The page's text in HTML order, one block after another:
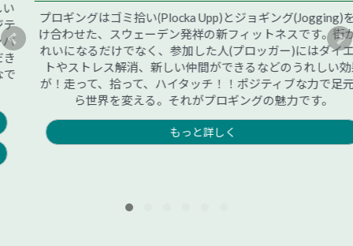
プロギングはゴミ拾い(Plocka Upp)とジョギング(Jogging)をか
け合わせた、スウェーデン発祥の新フィットネスです。街がき
れいになるだけでなく、参加した人(プロッガー)にはダイエッ
トやストレス解消、新しい仲間ができるなどのうれしい効果
が！走って、拾って、ハイタッチ！！ポジティブな力で足元か
ら世界を変える。それがプロギングの魅力です。
もっと詳しく